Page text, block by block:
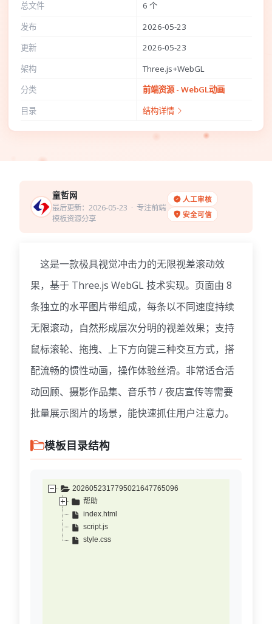
总文件
6 个
发布
2026-05-23
更新
2026-05-23
架构
Three.js+WebGL
分类
前端资源 - WebGL动画
目录
结构详情
童哲网
最后更新：2026-05-23 · 专注前端
模板资源分享
人工审核
安全可信
这是一款极具视觉冲击力的无限视差滚动效
果，基于 Three.js WebGL 技术实现。页面由 8
条独立的水平图片带组成，每条以不同速度持续
无限滚动，自然形成层次分明的视差效果；支持
鼠标滚轮、拖拽、上下方向键三种交互方式，搭
配流畅的惯性动画，操作体验丝滑。非常适合活
动回顾、摄影作品集、音乐节 / 夜店宣传等需要
批量展示图片的场景，能快速抓住用户注意力。
模板目录结构
2026052317795021647765096
帮助
index.html
script.js
style.css